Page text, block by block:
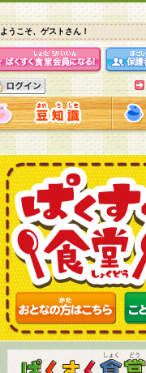
ようこそ、ゲストさん！